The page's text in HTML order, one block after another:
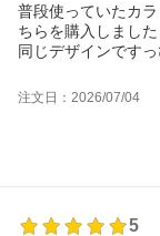
普段使っていたカ
ちらを購入しました
同じデザインです
注文日：2026/07/04
5